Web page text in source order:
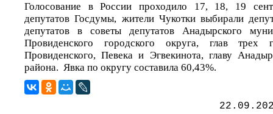
Голосование в России проходило 17, 18, 19
депутатов Госдумы, жители Чукотки выбирали
депутатов в советы депутатов Анадырского
Провиденского городского округа, глав трех
Провиденского, Певека и Эгвекинота, главу
района. Явка по округу составила 60,43%.